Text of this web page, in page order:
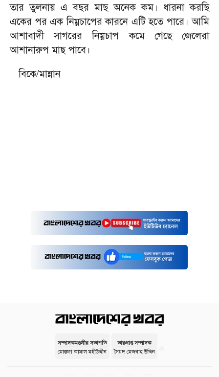
তার তুলনায় এ বছর মাছ অনেক কম। ধারনা করছি
একের পর এক নিম্নচাপের কারনে এটি হতে পারে। আমি
আশাবাদী সাগরের নিম্নচাপ কমে গেছে জেলেরা
আশানারুপ মাছ পাবে।
বিকে/মান্নান
সম্পাদকমণ্ডলীর সভাপতি
মোস্তফা কামাল মহীউদ্দীন
ভারপ্রাপ্ত সম্পাদক
সৈয়দ মেজবাহ উদ্দিন